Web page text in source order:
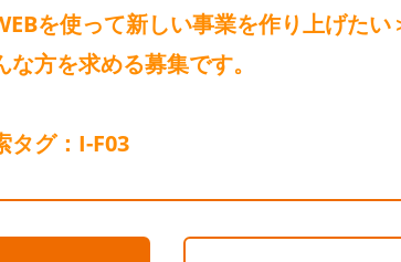
を使って新しい事業を作り上げたい
な方を求める募集です。
タグ：I-F03